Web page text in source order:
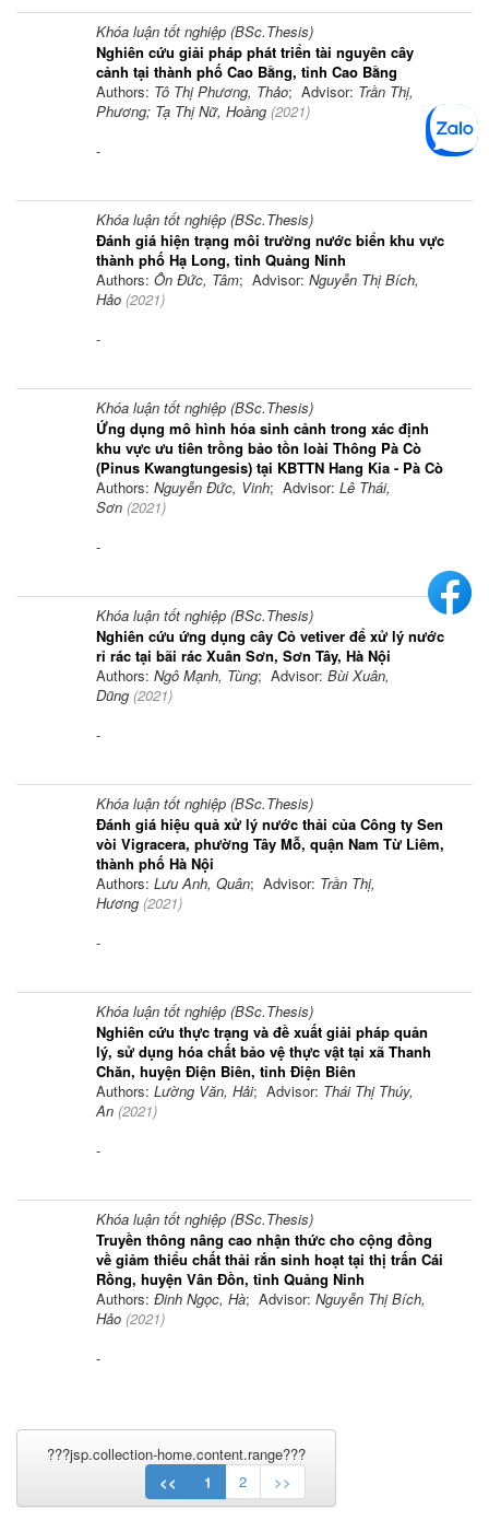
Khóa luận tốt nghiệp (BSc.Thesis)
Nghiên cứu giải pháp phát triển tài nguyên cây
cảnh tại thành phố Cao Bằng, tỉnh Cao Bằng
Authors: Tô Thị Phương, Thảo; Advisor: Trần Thị,
Phương; Tạ Thị Nữ, Hoàng (2021)
-
Khóa luận tốt nghiệp (BSc.Thesis)
Đánh giá hiện trạng môi trường nước biển khu vực
thành phố Hạ Long, tỉnh Quảng Ninh
Authors: Ôn Đức, Tâm; Advisor: Nguyễn Thị Bích,
Hảo (2021)
-
Khóa luận tốt nghiệp (BSc.Thesis)
Ứng dụng mô hình hóa sinh cảnh trong xác định
khu vực ưu tiên trồng bảo tồn loài Thông Pà Cò
(Pinus Kwangtungesis) tại KBTTN Hang Kia - Pà Cò
Authors: Nguyễn Đức, Vinh; Advisor: Lê Thái,
Sơn (2021)
-
Khóa luận tốt nghiệp (BSc.Thesis)
Nghiên cứu ứng dụng cây Cỏ vetiver để xử lý nước
rỉ rác tại bãi rác Xuân Sơn, Sơn Tây, Hà Nội
Authors: Ngô Mạnh, Tùng; Advisor: Bùi Xuân,
Dũng (2021)
-
Khóa luận tốt nghiệp (BSc.Thesis)
Đánh giá hiệu quả xử lý nước thải của Công ty Sen
vòi Vigracera, phường Tây Mỗ, quận Nam Từ Liêm,
thành phố Hà Nội
Authors: Lưu Anh, Quân; Advisor: Trần Thị,
Hương (2021)
-
Khóa luận tốt nghiệp (BSc.Thesis)
Nghiên cứu thực trạng và đề xuất giải pháp quản
lý, sử dụng hóa chất bảo vệ thực vật tại xã Thanh
Chăn, huyện Điện Biên, tỉnh Điện Biên
Authors: Lường Văn, Hải; Advisor: Thái Thị Thúy,
An (2021)
-
Khóa luận tốt nghiệp (BSc.Thesis)
Truyền thông nâng cao nhận thức cho cộng đồng
về giảm thiểu chất thải rắn sinh hoạt tại thị trấn Cái
Rồng, huyện Vân Đồn, tỉnh Quảng Ninh
Authors: Đinh Ngọc, Hà; Advisor: Nguyễn Thị Bích,
Hảo (2021)
-
???jsp.collection-home.content.range???
<<
1 2 >>